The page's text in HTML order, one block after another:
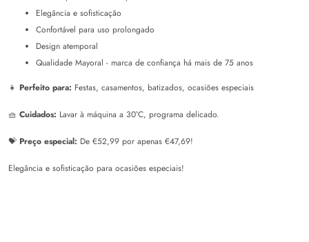
Elegância e sofisticação
Confortável para uso prolongado
Design atemporal
Qualidade Mayoral - marca de confiança há mais de 75 anos
👧 Perfeito para: Festas, casamentos, batizados, ocasiões especiais
🧺 Cuidados: Lavar à máquina a 30°C, programa delicado.
💝 Preço especial: De €52,99 por apenas €47,69!
Elegância e sofisticação para ocasiões especiais!